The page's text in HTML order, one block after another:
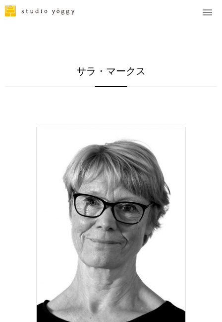
サラ・マークス